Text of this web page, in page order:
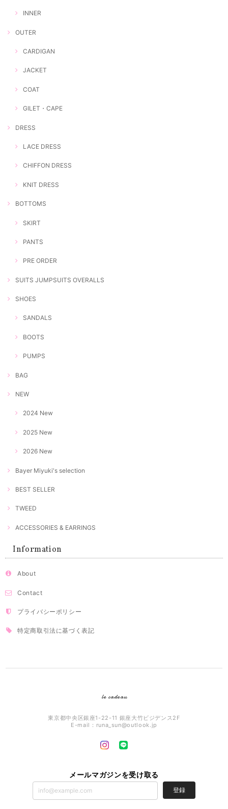
INNER
OUTER
CARDIGAN
JACKET
COAT
GILET・CAPE
DRESS
LACE DRESS
CHIFFON DRESS
KNIT DRESS
BOTTOMS
SKIRT
PANTS
PRE ORDER
SUITS JUMPSUITS OVERALLS
SHOES
SANDALS
BOOTS
PUMPS
BAG
NEW
2024 New
2025 New
2026 New
Bayer Miyuki's selection
BEST SELLER
TWEED
ACCESSORIES & EARRINGS
Information
About
Contact
プライバシーポリシー
特定商取引法に基づく表記
le cadeau
東京都中央区銀座1-22-11 銀座大竹ビジデンス2F
E-mail： runa_sun@outlook.jp
メールマガジンを受け取る
登録